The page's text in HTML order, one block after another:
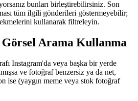
bunları birleştirebilirsiniz. Son
tüm ilgili gönderileri göstermeyebilir;
kullanarak filtreleyin.
Görsel Arama Kullanma
Instagram'da veya başka bir yerde
ve fotoğraf benzersiz ya da net,
ise (yaygın meme veya stok fotoğraf